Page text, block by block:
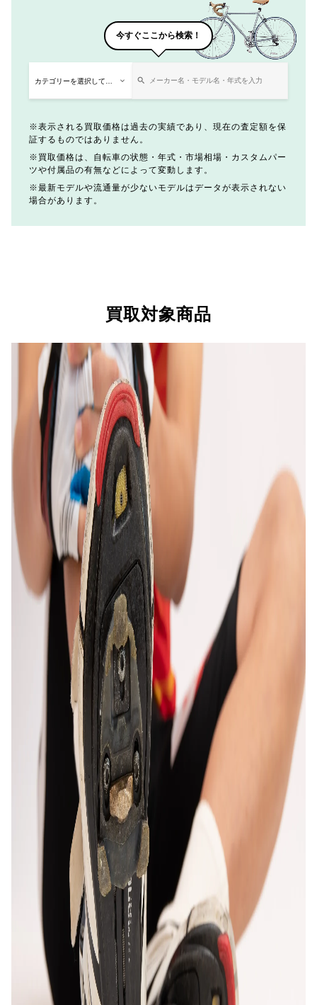
今すぐここから検索！
表示される買取価格は過去の実績であり、現在の査定額を保
証するものではありません。
買取価格は、自転車の状態・年式・市場相場・カスタムパー
ツや付属品の有無などによって変動します。
最新モデルや流通量が少ないモデルはデータが表示されない
場合があります。
買取対象商品